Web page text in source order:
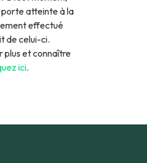
porte atteinte à la
effectué
de celui-ci.
plus et connaître
ici.